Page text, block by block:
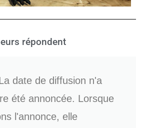
répondent
date de diffusion n'a
été annoncée. Lorsque
l'annonce, elle